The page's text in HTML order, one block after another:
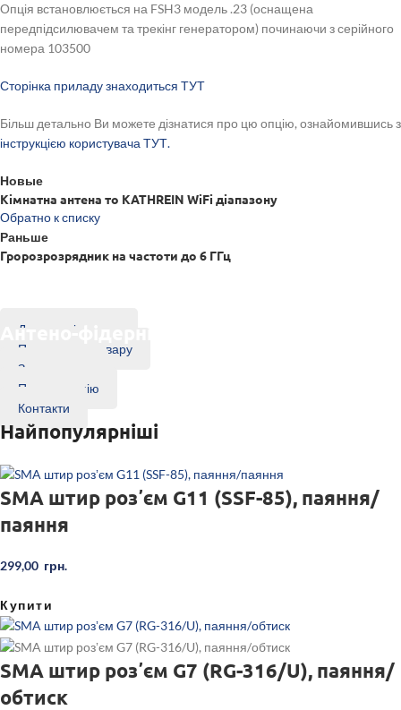
Опція встановлюється на FSH3 модель .23 (оснащена
передпідсилювачем та трекінг генератором) починаючи з серійного
номера 103500
Сторінка приладу знаходиться ТУТ
Більш детально Ви можете дізнатися про цю опцію, ознайомившись з
інструкцією користувача ТУТ.
Новые
Кімнатна антена то KATHREIN WiFi діапазону
Обратно к списку
Раньше
Гророзрозрядник на частоти до 6 ГГц
Антено-фідерні пристрої
Доставка і оплата
Повернення товару
Замовникам
Про компанію
Контакти
Найпопулярніші
SMA штир розʼєм G11 (SSF-85), паяння/
паяння
299,00 грн.
Купити
SMA штир розʼєм G7 (RG-316/U), паяння/
обтиск